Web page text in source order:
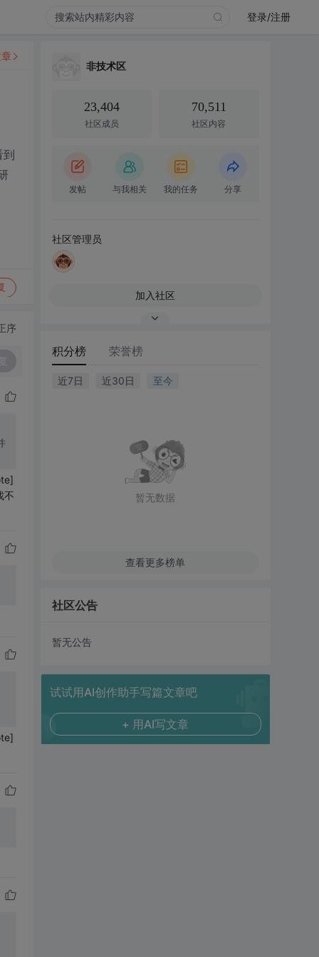
登录/注册
序
不
非技术区
23,404
社区成员
70,511
社区内容
发帖 与我相关 我的任务 分享
社区管理员
加入社区
积分榜 荣誉榜
近7日 近30日 至今
暂无数据
查看更多榜单
社区公告
暂无公告
试试用AI创作助手写篇文章吧
+ 用AI写文章